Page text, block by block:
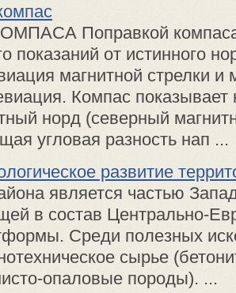
Поправкой компаса
показаний от истинного
магнитной стрелки и
Компас показывает
норд (северный
угловая разность нап ...
развитие
является частью
в состав Центрально-
Среди полезных
сырье
опаловые породы). ...